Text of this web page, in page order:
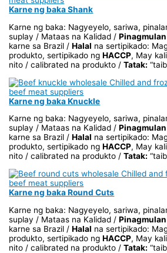
Karne ng baka Shank
Karne ng baka: Nagyeyelo, sariwa,
suplay / Mataas na Kalidad /
karne sa Brazil /Halal na sertipikado:
produkto, sertipikado ngHACCP, May
nito / calibrated na produkto /Tatak:
Karne ng baka Knuckle
Karne ng baka: Nagyeyelo, sariwa,
suplay / Mataas na Kalidad /
karne sa Brazil /Halal na sertipikado:
produkto, sertipikado ngHACCP, May
nito / calibrated na produkto /Tatak:
Karne ng baka Round Cuts
Karne ng baka: Nagyeyelo, sariwa,
suplay / Mataas na Kalidad /
karne sa Brazil /Halal na sertipikado:
produkto, sertipikado ngHACCP, May
nito / calibrated na produkto /Tatak: